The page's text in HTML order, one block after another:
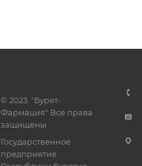
© 2023. "Бурят-
Фармация" Все права
защищены
Государственное
предприятие